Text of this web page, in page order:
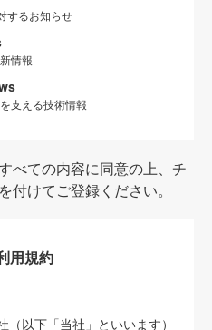
するお知らせ
情報
支える技術情報
べての内容に同意の上、チ
付けてご登録ください。
用規約
以下「当社」といいます）